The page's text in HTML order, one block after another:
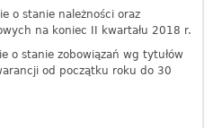
o stanie należności oraz
na koniec II kwartału 2018 r.
o stanie zobowiązań wg tytułów
od początku roku do 30